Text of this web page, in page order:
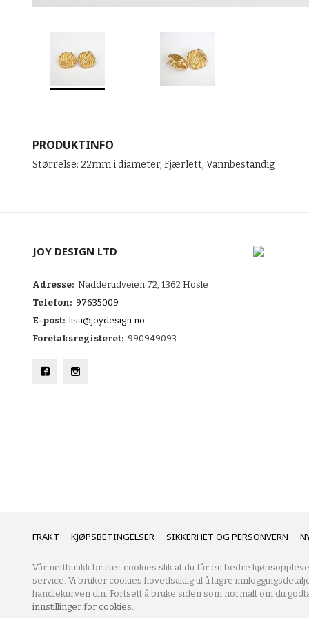
PRODUKTINFO
Størrelse: 22mm i diameter, Fjærlett, Vannbestandig
JOY DESIGN LTD
Adresse: Nadderudveien 72, 1362 Hosle
Telefon: 97635009
E-post: lisa@joydesign.no
Foretaksregisteret: 990949093
FRAKT KJØPSBETINGELSER SIKKERHET OG PERSONVERN
Vår nettbutikk bruker cookies slik at du får en bedre
service. Vi bruker cookies hovedsaklig til å lagre
handlekurven din. Fortsett å bruke siden som normalt om du
innstillinger for cookies.